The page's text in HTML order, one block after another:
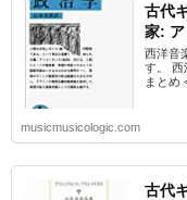
古代
家: ア
西洋音
す。
まとめ
musicmusicologic.com
古代